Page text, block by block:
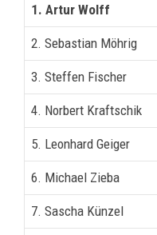
1. Artur Wolff
2. Sebastian Möhrig
3. Steffen Fischer
4. Norbert Kraftschik
5. Leonhard Geiger
6. Michael Zieba
7. Sascha Künzel